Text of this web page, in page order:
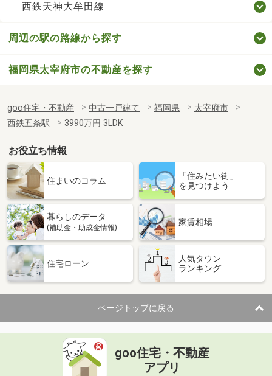
西鉄天神大牟田線
周辺の駅の路線から探す
福岡県太宰府市の不動産を探す
goo住宅・不動産 中古一戸建て 福岡県
太宰府市
西鉄五条駅
3990万円 3LDK
お役立ち情報
住まいのコラム
「住みたい街」
を見つけよう
暮らしのデータ
(補助金・助成金情報)
家賃相場
住宅ローン
人気タウン
ランキング
ページトップに戻る
goo住宅・不動産
アプリ